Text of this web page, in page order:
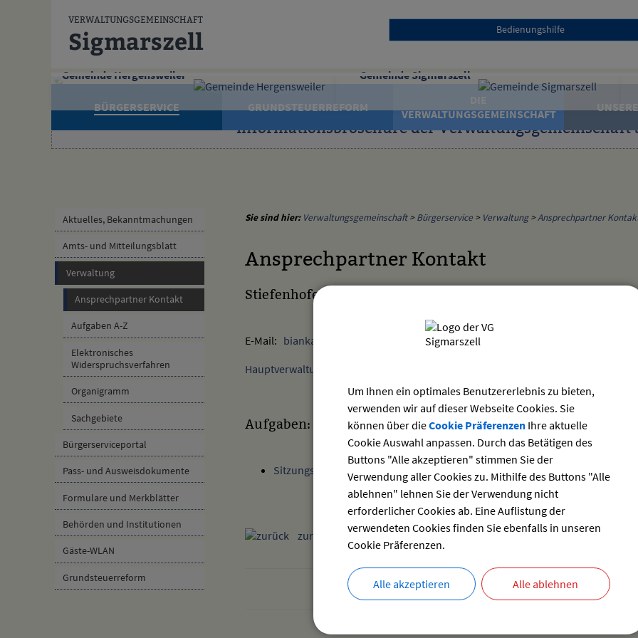
VERWALTUNGSGEMEINSCHAFT
Sigmarszell Bedienungshilfe
Gemeinde Hergensweiler Gemeinde Sigmarszell
BÜRGERSERVICE GRUNDSTEUERREFORM
VERWALTUNGSGEMEINSCHAFT
Informationsbroschüre der Verwaltungsgemeinschaft
Aktuelles, Bekanntmachungen
Amts- und Mitteilungsblatt
Verwaltung
Ansprechpartner Kontakt
Aufgaben A-Z
Elektronisches
Widerspruchsverfahren
Organigramm
Sachgebiete
Bürgerserviceportal
Pass- und Ausweisdokumente
Formulare und Merkblätter
Behörden und Institutionen
Gäste-WLAN
Grundsteuerreform
Sie sind hier: Verwaltungsgemeinschaft>Bürgerservice > Verwaltung>Ansprechpartner
Ansprechpartner Kontakt
Stiefenhofer Bianka
E-Mail: bianka.stiefenhofer@sigmarszell.de
Hauptverwaltung
Aufgaben:
Sitzungsniederschriften
zurück
Um Ihnen ein optimales Benutzererlebnis zu bieten,
verwenden wir auf dieser Webseite Cookies. Sie
können über dieCookie PräferenzenIhre aktuelle
Cookie Auswahl anpassen. Durch das Betätigen des
Buttons "Alle akzeptieren" stimmen Sie der
Verwendung aller Cookies zu. Mithilfe des Buttons "Alle
ablehnen" lehnen Sie der Verwendung nicht
erforderlicher Cookies ab. Eine Auflistung der
verwendeten Cookies finden Sie ebenfalls in unseren
Cookie Präferenzen.
Alle akzeptieren Alle ablehnen